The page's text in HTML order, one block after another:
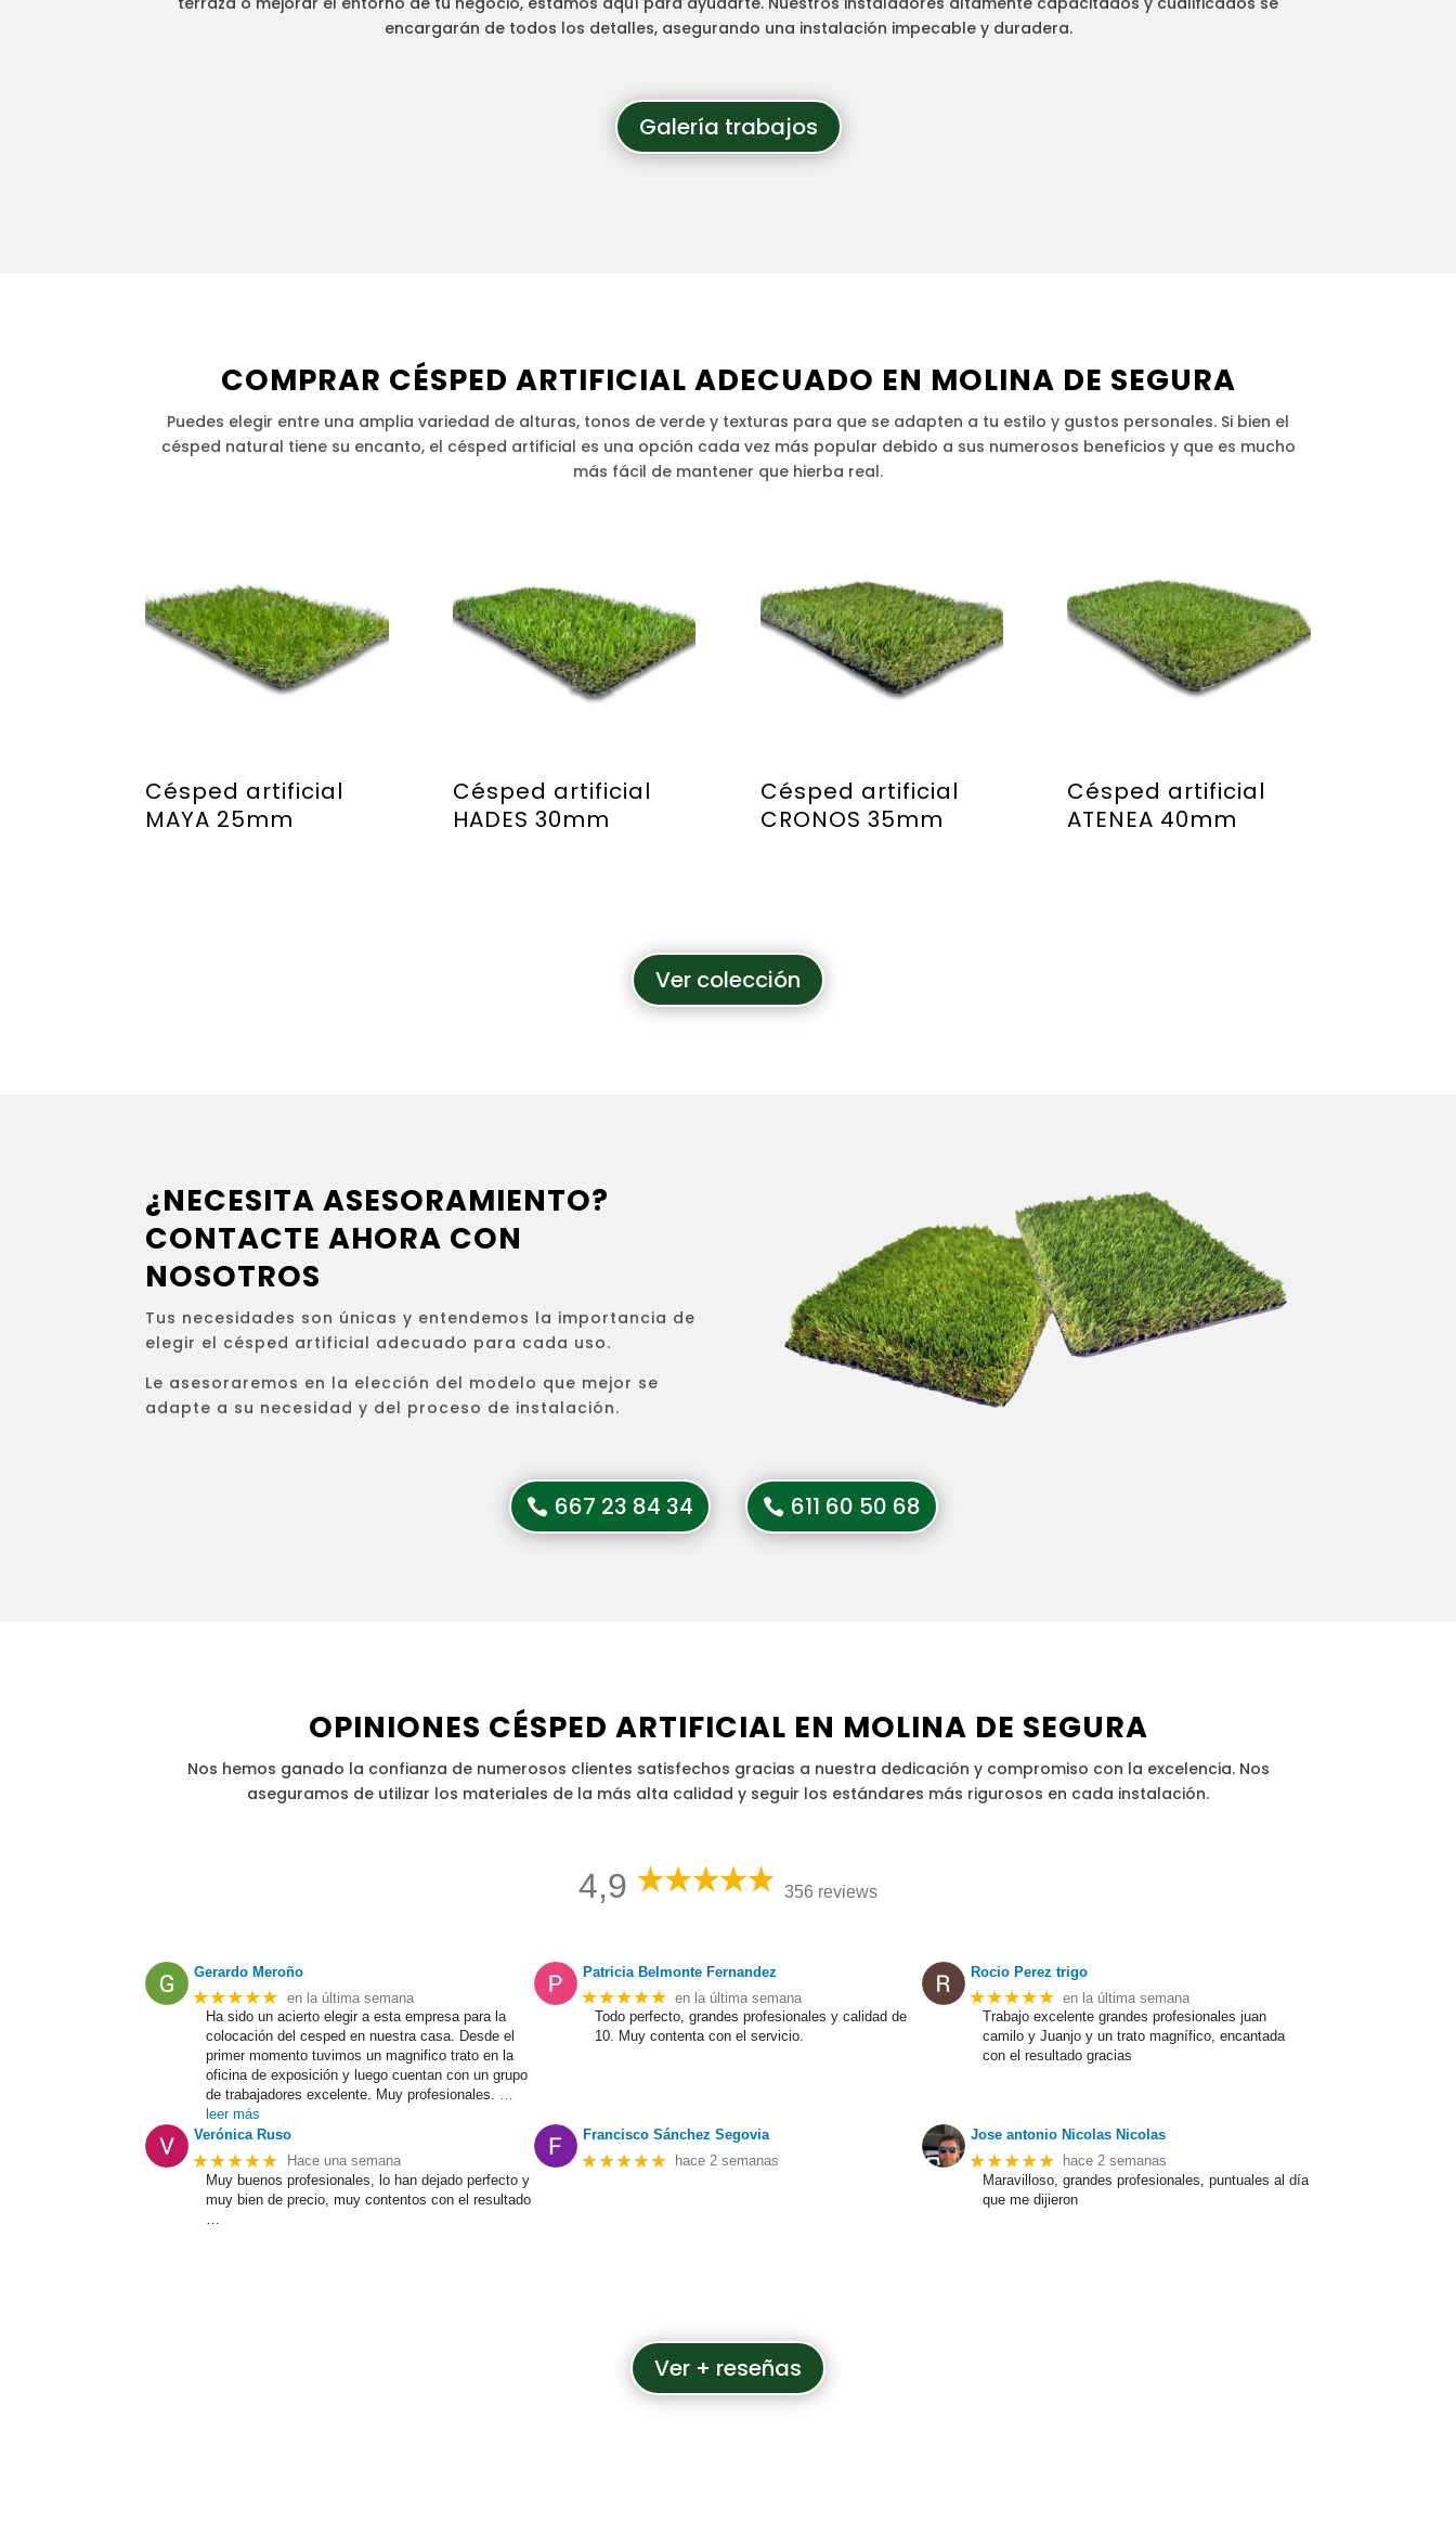
encargarán de todos los detalles, asegurando una instalación impecable y duradera.
Galería trabajos
COMPRAR CÉSPED ARTIFICIAL ADECUADO EN MOLINA DE SEGURA
Puedes elegir entre una amplia variedad de alturas, tonos de verde y texturas para que se adapten a tu estilo y gustos personales. Si bien el
césped natural tiene su encanto, el césped artificial es una opción cada vez más popular debido a sus numerosos beneficios y que es mucho
más fácil de mantener que hierba real.
Césped artificial
MAYA 25mm
Césped artificial
HADES 30mm
Césped artificial
CRONOS 35mm
Césped artificial
ATENEA 40mm
Ver colección
¿NECESITA ASESORAMIENTO?
CONTACTE AHORA CON
NOSOTROS
Tus necesidades son únicas y entendemos la importancia de
elegir el césped artificial adecuado para cada uso.
Le asesoraremos en la elección del modelo que mejor se
adapte a su necesidad y del proceso de instalación.
667 23 84 34 611 60 50 68
OPINIONES CÉSPED ARTIFICIAL EN MOLINA DE SEGURA
Nos hemos ganado la confianza de numerosos clientes satisfechos gracias a nuestra dedicación y compromiso con la excelencia. Nos
aseguramos de utilizar los materiales de la más alta calidad y seguir los estándares más rigurosos en cada instalación.
4,9 356 reviews
Gerardo Meroño
★★★★★ en la última semana
Ha sido un acierto elegir a esta empresa para la
colocación del cesped en nuestra casa. Desde el
primer momento tuvimos un magnifico trato en la
oficina de exposición y luego cuentan con un grupo
de trabajadores excelente. Muy profesionales. …
leer más
Patricia Belmonte Fernandez
★★★★★ en la última semana
Todo perfecto, grandes profesionales y calidad de
10. Muy contenta con el servicio.
Rocio Perez trigo
★★★★★ en la última semana
Trabajo excelente grandes profesionales juan
camilo y Juanjo y un trato magnífico, encantada
con el resultado gracias
Verónica Ruso
★★★★★
Hace una semana
Muy buenos profesionales, lo han dejado perfecto y
muy bien de precio, muy contentos con el resultado
Francisco Sánchez Segovia
★★★★★ hace 2 semanas
Jose antonio Nicolas Nicolas
★★★★★
hace 2 semanas
Maravilloso, grandes profesionales, puntuales al día
que me dijieron
Ver + reseñas